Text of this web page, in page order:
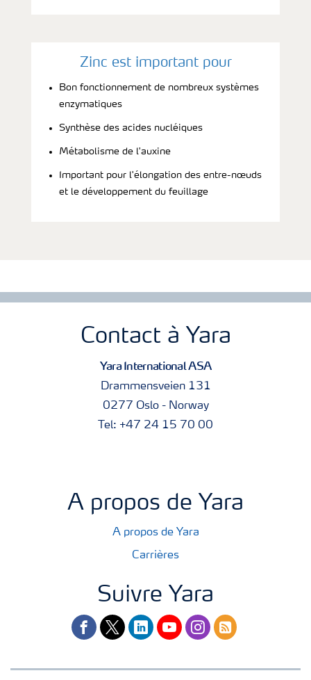
Zinc est important pour
Bon fonctionnement de nombreux systèmes
enzymatiques
Synthèse des acides nucléiques
Métabolisme de l'auxine
Important pour l'élongation des entre-nœuds
et le développement du feuillage
Contact à Yara
Yara International ASA
Drammensveien 131
0277 Oslo - Norway
Tel: +47 24 15 70 00
A propos de Yara
A propos de Yara
Carrières
Suivre Yara
facebooktwitterlinkedinyoutubeinstagram
rss